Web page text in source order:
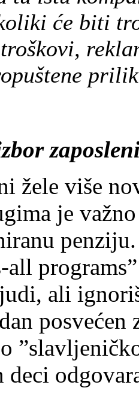
će biti
žele više
je
all
ali
deci